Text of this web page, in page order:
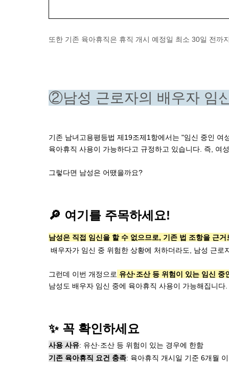
또한 기존 육아휴직은 휴직 개시 예정일 최소 30일 전까
②남성 근로자의 배우자 임
기존 남녀고용평등법 제19조제1항에서는 "임신 중인 여
육아휴직 사용이 가능하다고 규정하고 있습니다. 즉, 여
그렇다면 남성은 어땠을까요?
🔎 여기를 주목하세요!
남성은 직접 임신을 할 수 없으므로, 기존 법 조항을 근
배우자가 임신 중 위험한 상황에 처하더라도, 남성 근
그런데 이번 개정으로 유산·조산 등 위험이 있는 임신
남성도 배우자 임신 중에 육아휴직 사용이 가능해집니다.
✨ 꼭 확인하세요
사용 사유: 유산·조산 등 위험이 있는 경우에 한함
기존 육아휴직 요건 충족: 육아휴직 개시일 기준 6개월